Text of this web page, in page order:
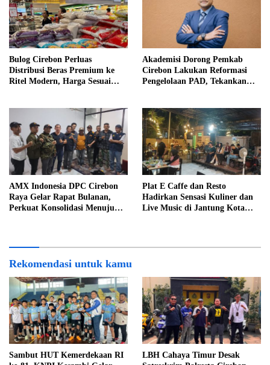
Bulog Cirebon Perluas
Distribusi Beras Premium ke
Ritel Modern, Harga Sesuai
Akademisi Dorong Pemkab
Cirebon Lakukan Reformasi
Pengelolaan PAD, Tekankan
AMX Indonesia DPC Cirebon
Raya Gelar Rapat Bulanan,
Perkuat Konsolidasi Menuju
Plat E Caffe dan Resto
Hadirkan Sensasi Kuliner dan
Live Music di Jantung Kota
Rekomendasi untuk kamu
Sambut HUT Kemerdekaan RI
LBH Cahaya Timur Desak